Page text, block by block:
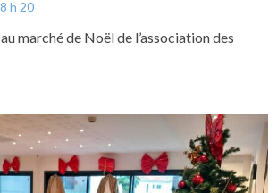
8 h 20
marché de Noël de l’association des